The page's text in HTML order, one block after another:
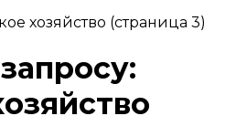
хозяйство (страница 3)